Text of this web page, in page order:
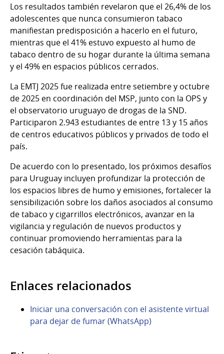
Los resultados también revelaron que el 26,4% de los
adolescentes que nunca consumieron tabaco
manifiestan predisposición a hacerlo en el futuro,
mientras que el 41% estuvo expuesto al humo de
tabaco dentro de su hogar durante la última semana
y el 49% en espacios públicos cerrados.
La EMTJ 2025 fue realizada entre setiembre y octubre
de 2025 en coordinación del MSP, junto con la OPS y
el observatorio uruguayo de drogas de la SND.
Participaron 2.943 estudiantes de entre 13 y 15 años
de centros educativos públicos y privados de todo el
país.
De acuerdo con lo presentado, los próximos desafíos
para Uruguay incluyen profundizar la protección de
los espacios libres de humo y emisiones, fortalecer la
sensibilización sobre los daños asociados al consumo
de tabaco y cigarrillos electrónicos, avanzar en la
vigilancia y regulación de nuevos productos y
continuar promoviendo herramientas para la
cesación tabáquica.
Enlaces relacionados
Iniciar una conversación con el asistente virtual
para dejar de fumar (WhatsApp)